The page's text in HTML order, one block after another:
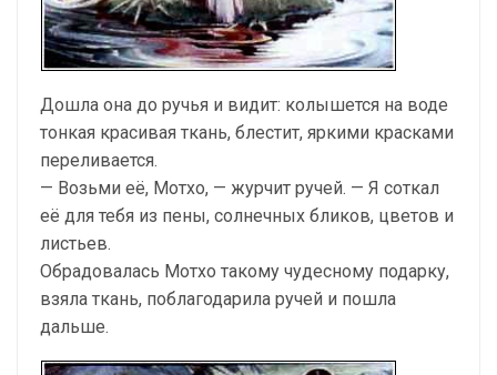
Дошла она до ручья и видит: колышется на воде
тонкая красивая ткань, блестит, яркими красками
переливается.
— Возьми её, Мотхо, — журчит ручей. — Я соткал
её для тебя из пены, солнечных бликов, цветов и
листьев.
Обрадовалась Мотхо такому чудесному подарку,
взяла ткань, поблагодарила ручей и пошла
дальше.